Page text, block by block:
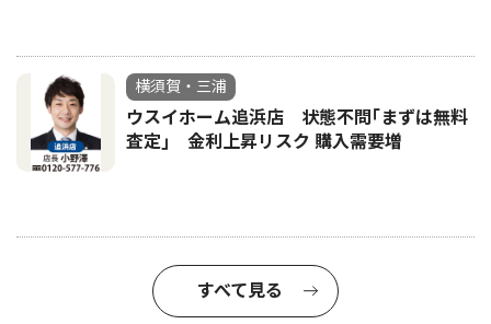
横須賀・三浦
ウスイホーム追浜店 状態不問｢まずは無料
査定｣ 金利上昇リスク 購入需要増
すべて見る